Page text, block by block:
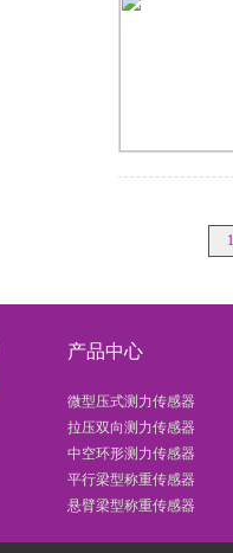
1
产品中心
微型压式测力传感器
拉压双向测力传感器
中空环形测力传感器
平行梁型称重传感器
悬臂梁型称重传感器